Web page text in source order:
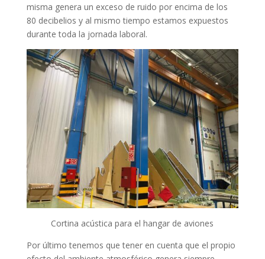
misma genera un exceso de ruido por encima de los
80 decibelios y al mismo tiempo estamos expuestos
durante toda la jornada laboral.
Cortina acústica para el hangar de aviones
Por último tenemos que tener en cuenta que el propio